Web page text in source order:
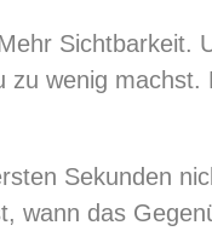
Sichtbarkeit.
wenig machst.
Sekunden
wann das